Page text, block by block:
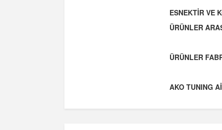
ESNEKTİR VE
ÜRÜNLER
ÜRÜNLER
AKO TUNING